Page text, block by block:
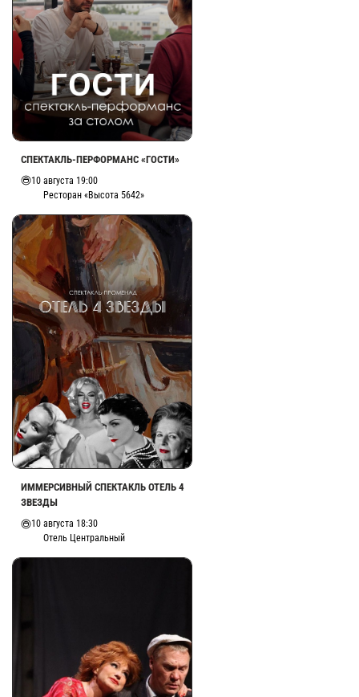
СПЕКТАКЛЬ-ПЕРФОРМАНС «ГОСТИ»
10 августа 19:00
Ресторан «Высота 5642»
ИММЕРСИВНЫЙ СПЕКТАКЛЬ ОТЕЛЬ 4
ЗВЕЗДЫ
10 августа 18:30
Отель Центральный